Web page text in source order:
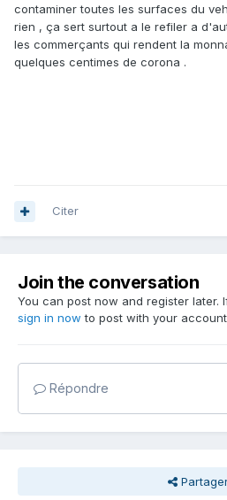
contaminer toutes les surfaces du
rien , ça sert surtout a le refiler a
les commerçants qui rendent la
quelques centimes de corona .
Citer
Join the conversation
You can post now and register later.
sign in now to post with your
Répondre